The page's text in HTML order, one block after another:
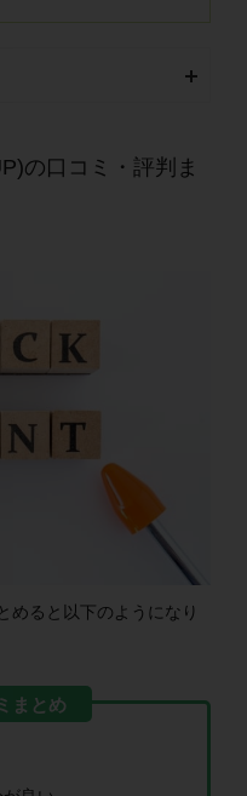
の口コミ・評判ま
めると以下のようになり